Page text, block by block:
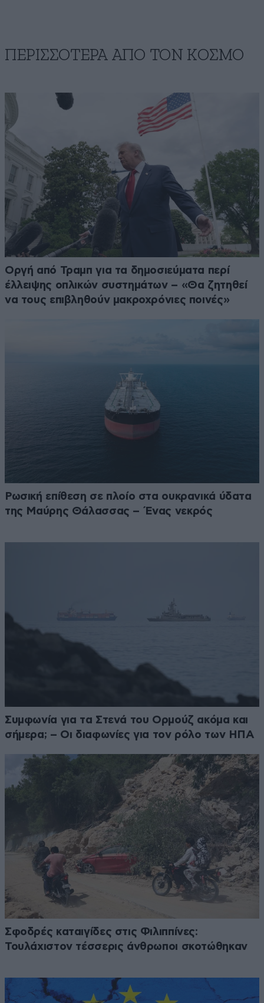
ΠΕΡΙΣΣΟΤΕΡΑ ΑΠΟ ΤΟΝ ΚΟΣΜΟ
Οργή από Τραμπ για τα δημοσιεύματα περί
έλλειψης οπλικών συστημάτων – «Θα ζητηθεί
να τους επιβληθούν μακροχρόνιες ποινές»
Ρωσική επίθεση σε πλοίο στα ουκρανικά ύδατα
της Μαύρης Θάλασσας – Ένας νεκρός
Συμφωνία για τα Στενά του Ορμούζ ακόμα και
σήμερα; – Οι διαφωνίες για τον ρόλο των ΗΠΑ
Σφοδρές καταιγίδες στις Φιλιππίνες:
Τουλάχιστον τέσσερις άνθρωποι σκοτώθηκαν